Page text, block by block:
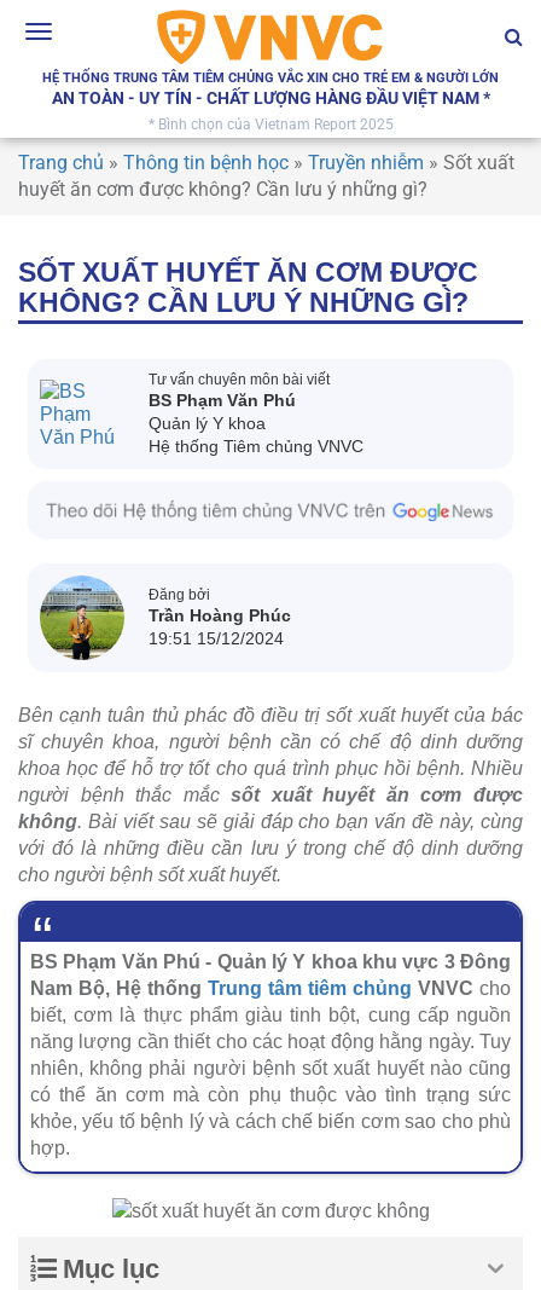
Toggle
HỆ THỐNG TRUNG TÂM TIÊM CHỦNG VẮC XIN CHO TRẺ EM & NGƯỜI LỚN
AN TOÀN - UY TÍN - CHẤT LƯỢNG HÀNG ĐẦU VIỆT NAM *
* Bình chọn của Vietnam Report 2025
Trang chủ » Thông tin bệnh học » Truyền nhiễm » Sốt xuất
huyết ăn cơm được không? Cần lưu ý những gì?
SỐT XUẤT HUYẾT ĂN CƠM ĐƯỢC
KHÔNG? CẦN LƯU Ý NHỮNG GÌ?
Tư vấn chuyên môn bài viết
BS Phạm Văn Phú
Quản lý Y khoa
Hệ thống Tiêm chủng VNVC
Đăng bởi
Trần Hoàng Phúc
19:51 15/12/2024
Bên cạnh tuân thủ phác đồ điều trị sốt xuất huyết của bác
sĩ chuyên khoa, người bệnh cần có chế độ dinh dưỡng
khoa học để hỗ trợ tốt cho quá trình phục hồi bệnh. Nhiều
người bệnh thắc mắcsốt xuất huyết ăn cơm được
không. Bài viết sau sẽ giải đáp cho bạn vấn đề này, cùng
với đó là những điều cần lưu ý trong chế độ dinh dưỡng
cho người bệnh sốt xuất huyết.
BS Phạm Văn Phú - Quản lý Y khoa khu vực 3 Đông
Nam Bộ, Hệ thống Trung tâm tiêm chủng VNVC cho
biết, cơm là thực phẩm giàu tinh bột, cung cấp nguồn
năng lượng cần thiết cho các hoạt động hằng ngày. Tuy
nhiên, không phải người bệnh sốt xuất huyết nào cũng
có thể ăn cơm mà còn phụ thuộc vào tình trạng sức
khỏe, yếu tố bệnh lý và cách chế biến cơm sao cho phù
hợp.
Mục lục